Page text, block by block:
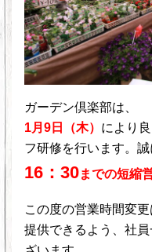
ガーデン倶楽部は、
1月9日（木） により
フ研修を行います。誠
16：30までの短縮
この度の営業時間変
提供できるよう、社